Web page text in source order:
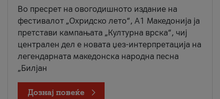
Во пресрет на овогодишното издание на
фестивалот „Охридско лето“, А1 Македонија ја
претстави кампањата „Културна врска“, чиј
централен дел е новата џез-интерпретација на
легендарната македонска народна песна
„Билјан
Дознај повеќе